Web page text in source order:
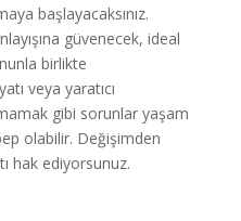
başlayacaksınız.
güvenecek, ideal
birlikte
veya yaratıcı
gibi sorunlar yaşam
olabilir. Değişimden
hak ediyorsunuz.